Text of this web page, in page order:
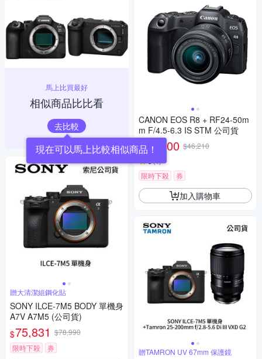
馬上比買最好
相似商品比比看
去比較
現在可以馬上比較相似商品！
贈大清潔組鋼化貼
SONY ILCE-7M5 BODY 單機身
A7V A7M5 (公司貨)
$75,831 $78,990
限時下殺
券
CANON EOS R8 + RF24-50m
m F/4.5-6.3 IS STM 公司貨
$43,900 $46,210
限時下殺 券
加入購物車
贈TAMRON UV 67mm 保護鏡